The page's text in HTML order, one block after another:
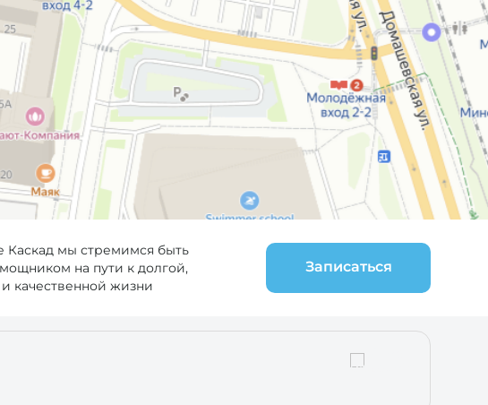
Каскад мы стремимся быть
на пути к долгой,
качественной жизни
Записаться